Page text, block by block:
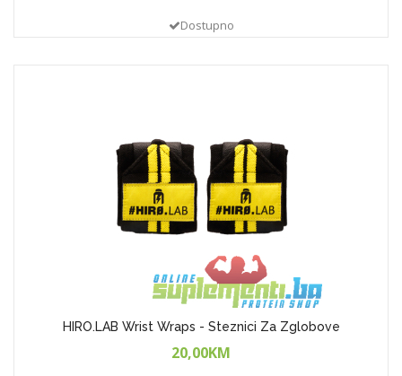
Dostupno
HIRO.LAB Wrist Wraps - Steznici Za Zglobove
20,00KM